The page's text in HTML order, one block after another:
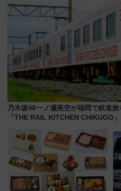
乃木坂46一ノ瀬美空が福岡で鉄道
「THE RAIL KITCHEN CHIKUGO